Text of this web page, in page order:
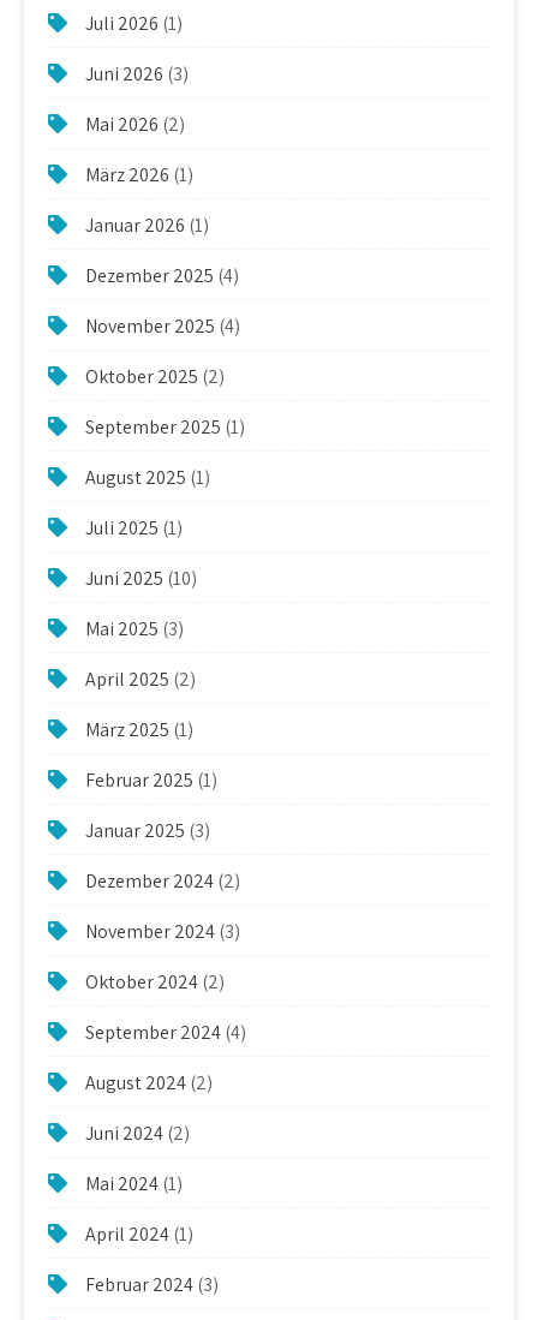
Juli 2026 (1)
Juni 2026 (3)
Mai 2026 (2)
März 2026 (1)
Januar 2026 (1)
Dezember 2025 (4)
November 2025 (4)
Oktober 2025 (2)
September 2025 (1)
August 2025 (1)
Juli 2025 (1)
Juni 2025 (10)
Mai 2025 (3)
April 2025 (2)
März 2025 (1)
Februar 2025 (1)
Januar 2025 (3)
Dezember 2024(2)
November 2024(3)
Oktober 2024(2)
September 2024(4)
August 2024(2)
Juni 2024(2)
Mai 2024(1)
April 2024(1)
Februar 2024(3)